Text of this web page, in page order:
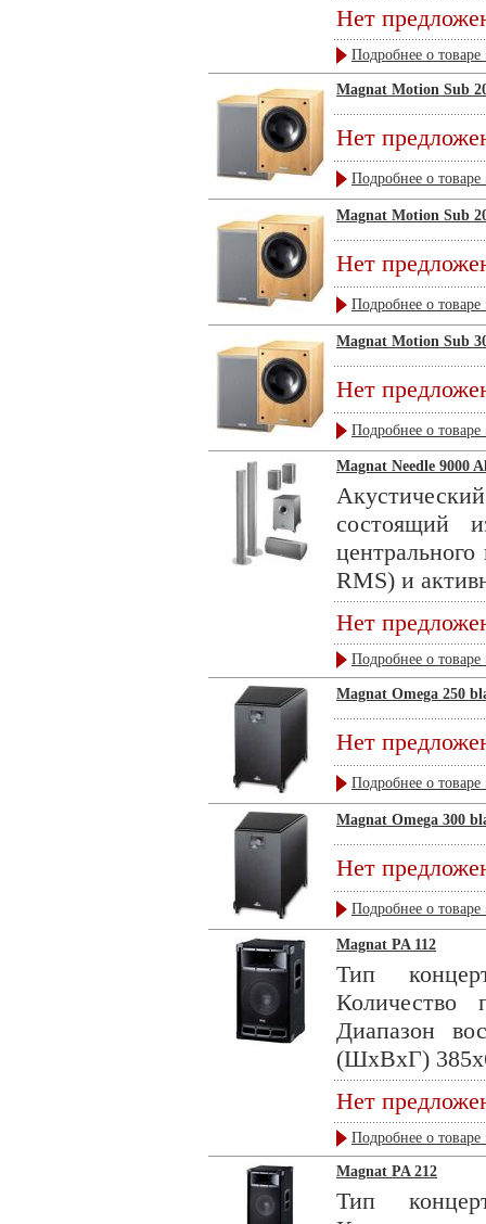
Нет
Подробнее о товаре
Magnat Motion Sub
Нет
Подробнее о товаре
Magnat Motion Sub
Нет
Подробнее о товаре
Magnat Motion Sub
Нет
Подробнее о товаре
Magnat Needle 9000
состоящий
RMS) и
Нет
Подробнее о товаре
Magnat Omega 250
Нет
Подробнее о товаре
Magnat Omega 300
Нет
Подробнее о товаре
Magnat PA 112
Тип
Диапазон
(ШхВхГ)
Нет
Подробнее о товаре
Magnat PA 212
Тип